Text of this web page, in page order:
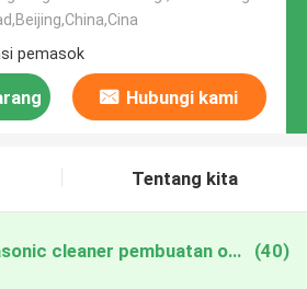
pemasok
Hubungi kami
Tentang kita
benchtop ultrasonic cleaner pembuatan online (40)